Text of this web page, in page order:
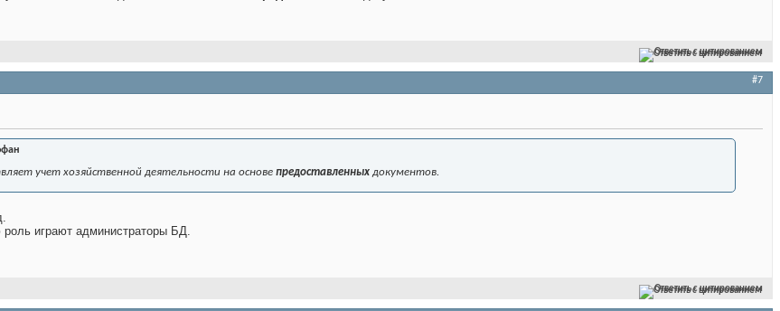
Ответить с цитированием
#7
учет хозяйственной деятельности на основе предоставленных документов.
играют администраторы БД.
Ответить с цитированием